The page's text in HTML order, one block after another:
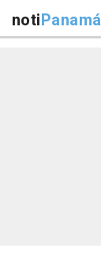
notiPanamá